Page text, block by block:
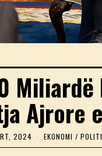
Ajrore
2024
1
EKONOMI /